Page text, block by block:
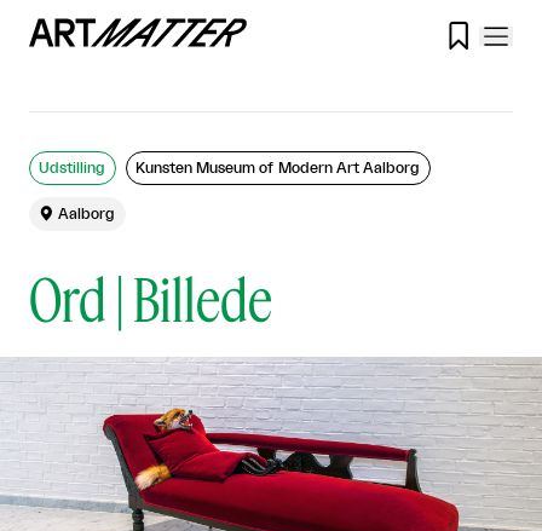

Ord | Billede
Udstilling Kunsten Museum of Modern Art Aalborg
 Aalborg